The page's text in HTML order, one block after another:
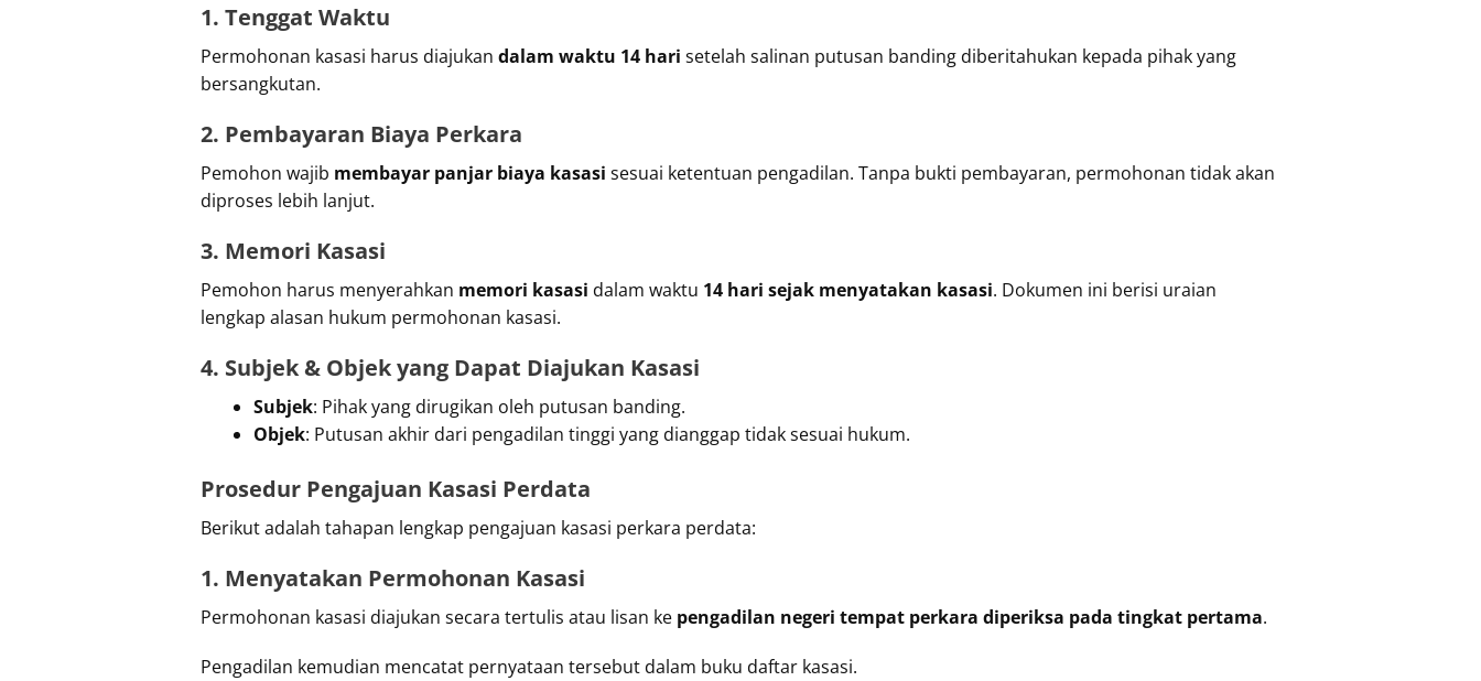
1. Tenggat Waktu
Permohonan kasasi harus diajukan dalam waktu 14 hari setelah salinan putusan banding diberitahukan kepada pihak yang
bersangkutan.
2. Pembayaran Biaya Perkara
Pemohon wajib membayar panjar biaya kasasi sesuai ketentuan pengadilan. Tanpa bukti pembayaran, permohonan tidak akan
diproses lebih lanjut.
3. Memori Kasasi
Pemohon harus menyerahkan memori kasasi dalam waktu 14 hari sejak menyatakan kasasi. Dokumen ini berisi uraian
lengkap alasan hukum permohonan kasasi.
4. Subjek & Objek yang Dapat Diajukan Kasasi
Subjek: Pihak yang dirugikan oleh putusan banding.
Objek: Putusan akhir dari pengadilan tinggi yang dianggap tidak sesuai hukum.
Prosedur Pengajuan Kasasi Perdata
Berikut adalah tahapan lengkap pengajuan kasasi perkara perdata:
1. Menyatakan Permohonan Kasasi
Permohonan kasasi diajukan secara tertulis atau lisan ke pengadilan negeri tempat perkara diperiksa pada tingkat pertama.
Pengadilan kemudian mencatat pernyataan tersebut dalam buku daftar kasasi.